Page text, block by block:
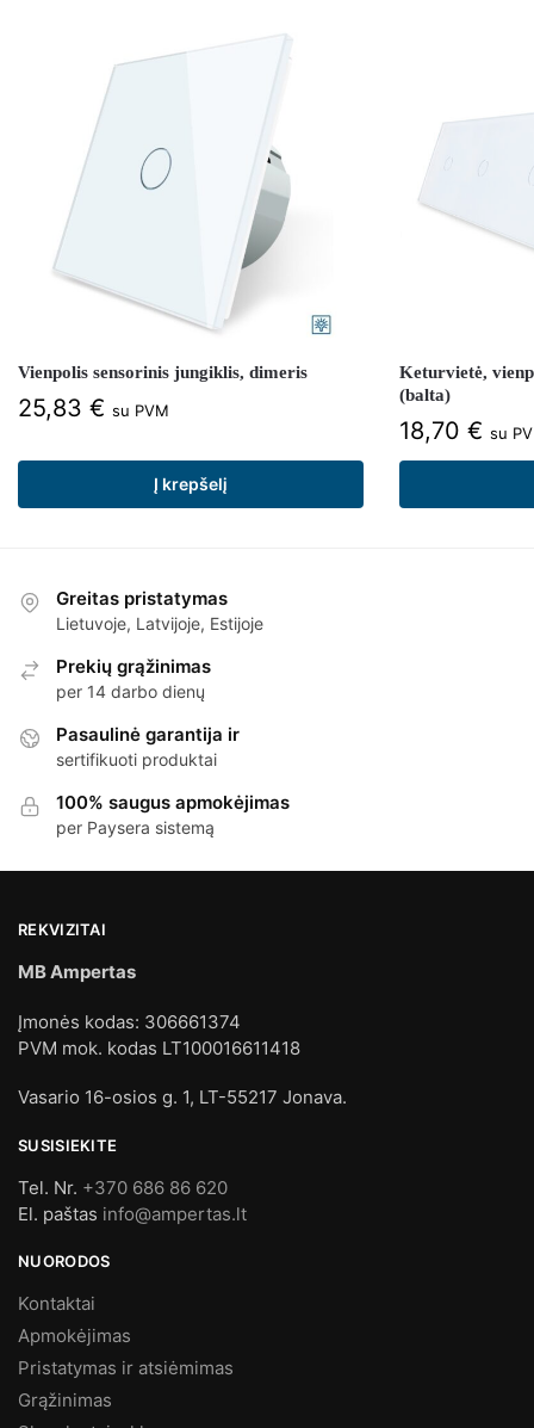
Vienpolis sensorinis jungiklis, dimeris
25,83 € su PVM
Į krepšelį
Keturvietė,
(balta)
18,70 € su
Greitas pristatymas
Lietuvoje, Latvijoje, Estijoje
Prekių grąžinimas
per 14 darbo dienų
Pasaulinė garantija ir
sertifikuoti produktai
100% saugus apmokėjimas
per Paysera sistemą
REKVIZITAI
MB Ampertas
Įmonės kodas: 306661374
PVM mok. kodas LT100016611418
Vasario 16-osios g. 1, LT-55217 Jonava.
SUSISIEKITE
Tel. Nr. +370 686 86 620
El. paštas info@ampertas.lt
NUORODOS
Kontaktai
Apmokėjimas
Pristatymas ir atsiėmimas
Grąžinimas